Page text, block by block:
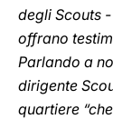
degli Scouts
offrano
Parlando a
dirigente
quartiere